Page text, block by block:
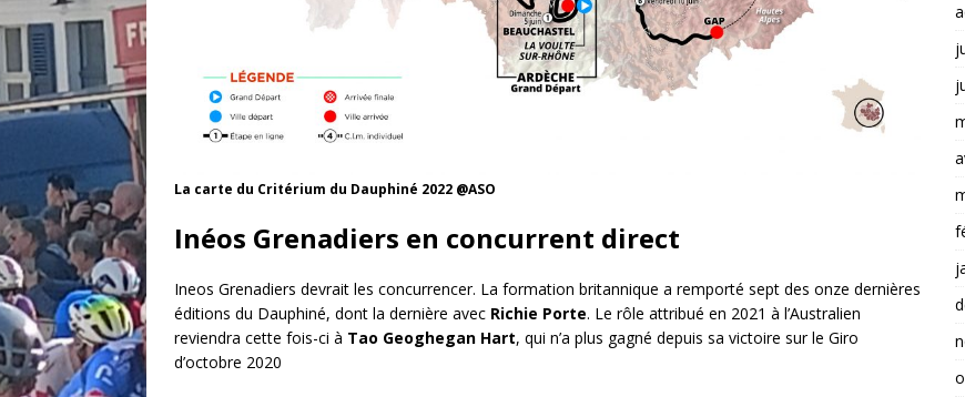
La carte du Critérium du Dauphiné 2022 @ASO
Inéos Grenadiers en concurrent direct
Ineos Grenadiers devrait les concurrencer. La formation britannique a remporté sept des onze dernières
éditions du Dauphiné, dont la dernière avec Richie Porte. Le rôle attribué en 2021 à l’Australien
reviendra cette fois-ci à Tao Geoghegan Hart, qui n’a plus gagné depuis sa victoire sur le Giro
d’octobre 2020